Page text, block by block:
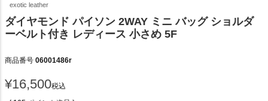
exotic leather
ダイヤモンド パイソン 2WAY ミニ バッグ ショルダ
ーベルト付き レディース 小さめ 5F
商品番号 06001486r
¥16,500税込